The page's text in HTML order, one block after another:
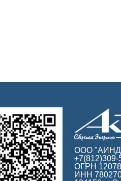
ООО
+7(812)309-
ОГРН
ИНН